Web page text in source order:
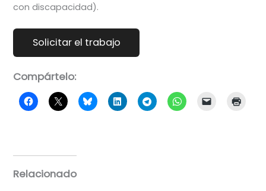
con discapacidad).
Compártelo:
Relacionado